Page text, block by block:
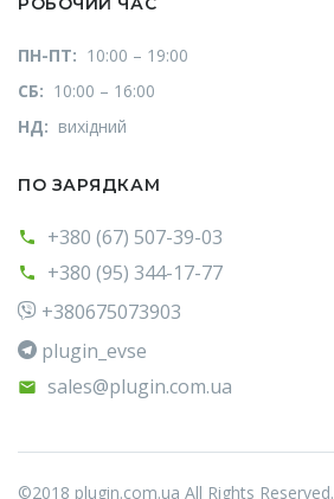
ПН-ПТ: 10:00 – 19:00
СБ: 10:00 – 16:00
НД: вихідний
ПО ЗАРЯДКАМ
+380 (67) 507-39-03
+380 (95) 344-17-77
+380675073903
plugin_evse
sales@plugin.com.ua
©2018 plugin.com.ua All Rights Reserved.